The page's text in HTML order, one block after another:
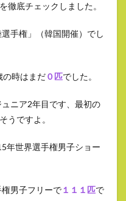
徹底チェックしました。
手権」（韓国開催）でし
の時はまだ０匹でした。
ニア2年目です、最初の
うですよ。
年世界選手権男子ショー
男子フリーで１１１匹で